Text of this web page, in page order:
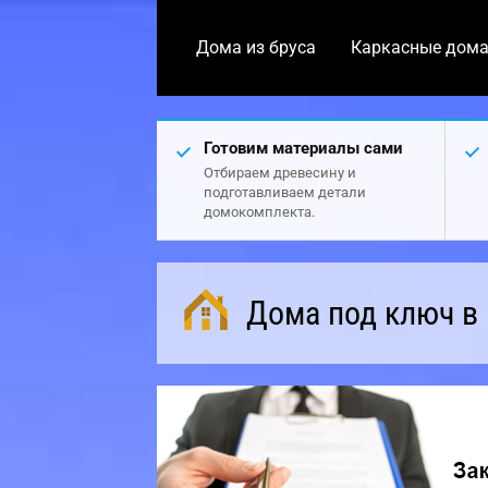
Дома из бруса Каркасные дома
Готовим материалы сами
Отбираем древесину и
подготавливаем детали
домокомплекта.
Дома под ключ в